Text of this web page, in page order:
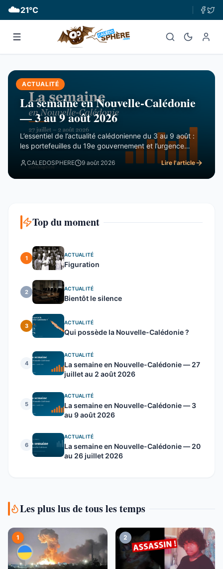
☁️21°C
ACTUALITÉ
La semaine en Nouvelle-Calédonie
— 3 au 9 août 2026
L’essentiel de l’actualité calédonienne du 3 au 9 août :
les portefeuilles du 19e gouvernement et l’urgence
incendies du Mont-Dore, le Betico en panne et le Forum
CALEDOSPHERE 9 août 2026 Lire l'article
Top du moment
1
ACTUALITÉ
Figuration
2
ACTUALITÉ
Bientôt le silence
3
ACTUALITÉ
Qui possède la Nouvelle-Calédonie ?
4
ACTUALITÉ
La semaine en Nouvelle-Calédonie — 27
juillet au 2 août 2026
5
ACTUALITÉ
La semaine en Nouvelle-Calédonie — 3
au 9 août 2026
6
ACTUALITÉ
La semaine en Nouvelle-Calédonie — 20
au 26 juillet 2026
Les plus lus de tous les temps
1 2